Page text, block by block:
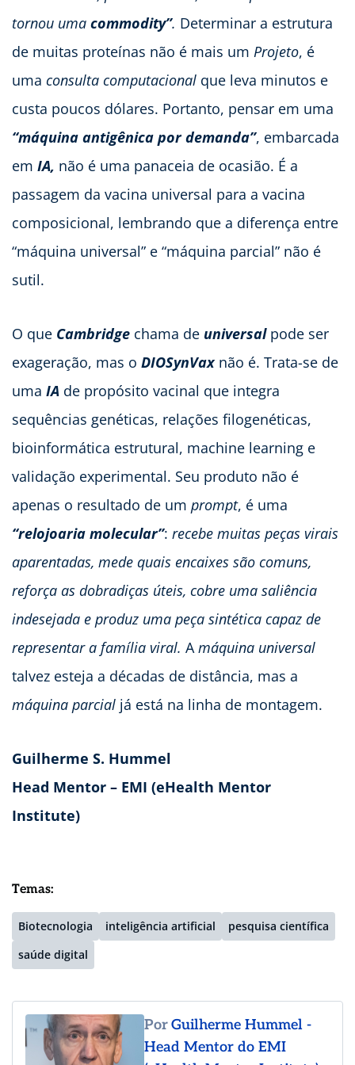
tornou uma commodity”. Determinar a estrutura
de muitas proteínas não é mais um Projeto, é
uma consulta computacional que leva minutos e
custa poucos dólares. Portanto, pensar em uma
“máquina antigênica por demanda”, embarcada
em IA, não é uma panaceia de ocasião. É a
passagem da vacina universal para a vacina
composicional, lembrando que a diferença entre
“máquina universal” e “máquina parcial” não é
sutil.
O que Cambridge chama de universalpode ser
exageração, mas o DIOSynVaxnão é. Trata-se de
uma IA de propósito vacinal que integra
sequências genéticas, relações filogenéticas,
bioinformática estrutural, machine learning e
validação experimental. Seu produto não é
apenas o resultado de um prompt, é uma
“relojoaria molecular”: recebe muitas peças virais
aparentadas, mede quais encaixes são comuns,
reforça as dobradiças úteis, cobre uma saliência
indesejada e produz uma peça sintética capaz de
representar a família viral. Amáquina universal
talvez esteja a décadas de distância, mas a
máquina parcial já está na linha de montagem.
Guilherme S. Hummel
Head Mentor – EMI (eHealth Mentor
Institute)
Temas:
Biotecnologia inteligência artificial
pesquisa científica
saúde digital
PorGuilherme Hummel -
Head Mentor do EMI